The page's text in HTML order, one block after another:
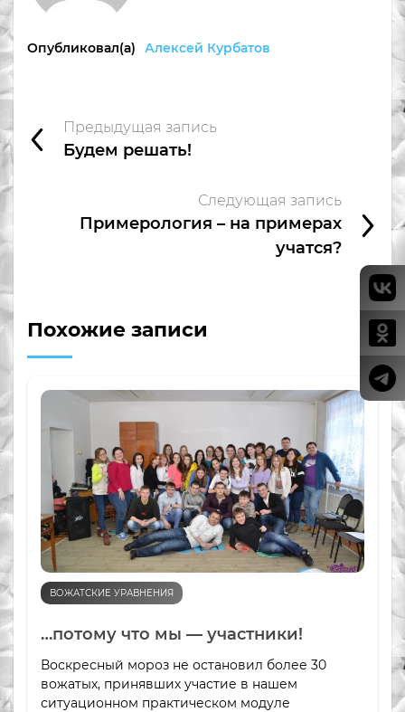
Опубликовал(а) Алексей Курбатов
Предыдущая запись
Будем решать!
Следующая запись
Примерология – на примерах
учатся?
Похожие записи
ВОЖАТСКИЕ УРАВНЕНИЯ
…потому что мы — участники!
Воскресный мороз не остановил более 30
вожатых, принявших участие в нашем
ситуационном практическом модуле